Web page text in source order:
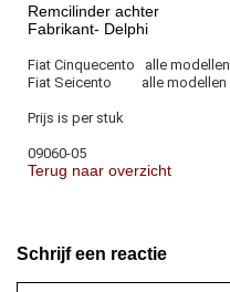
Remcilinder achter
Fabrikant- Delphi
Fiat Cinquecento alle modellen
Fiat Seicento alle modellen
Prijs is per stuk
09060-05
Terug naar overzicht
Schrijf een reactie